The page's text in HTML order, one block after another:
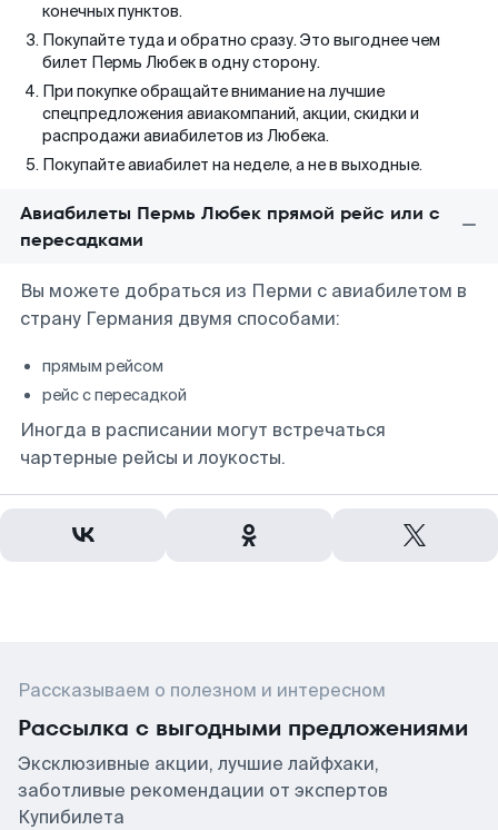
конечных пунктов.
Покупайте туда и обратно сразу. Это выгоднее чем
билет Пермь Любек в одну сторону.
При покупке обращайте внимание на лучшие
спецпредложения авиакомпаний, акции, скидки и
распродажи авиабилетов из Любека.
Покупайте авиабилет на неделе, а не в выходные.
Авиабилеты Пермь Любек прямой рейс или с
пересадками
Вы можете добраться из Перми с авиабилетом в
страну Германия двумя способами:
прямым рейсом
рейс с пересадкой
Иногда в расписании могут встречаться
чартерные рейсы и лоукосты.
Рассказываем о полезном и интересном
Рассылка с выгодными предложениями
Эксклюзивные акции, лучшие лайфхаки,
заботливые рекомендации от экспертов
Купибилета